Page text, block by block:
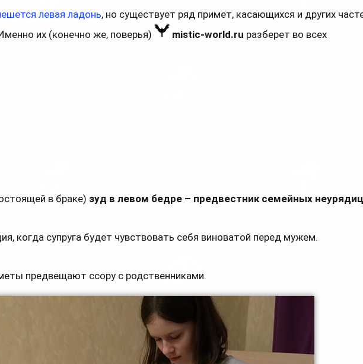
левая ладонь, но существует ряд примет, касающихся и других
их (конечно же, поверья)
mistic-world.ru разберет во всех
в браке) зуд в левом бедре – предвестник семейных
когда супруга будет чувствовать себя виноватой перед мужем.
предвещают ссору с родственниками.